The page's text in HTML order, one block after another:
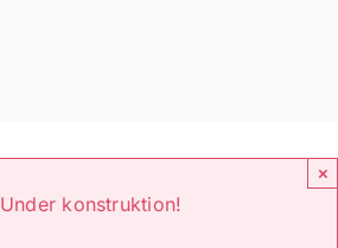
Under konstruktion!
×